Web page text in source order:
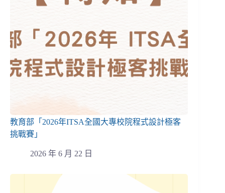
教育部「2026年ITSA全國大專校院程式設計極客
挑戰賽」
2026 年 6 月 22 日